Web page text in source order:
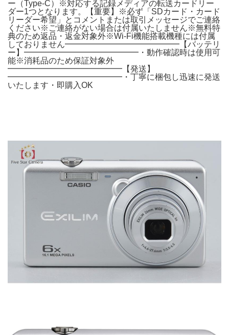
ー（Type-C）※対応する記録メディアの転送カードリー
ダー1つとなります。【重要】※必ず「SDカード・カード
リーダー希望」とコメントまたは取引メッセージでご連絡
ください※ご連絡がない場合は付属いたしません※無料特
典のため返品・返金対象外※Wi-Fi機能搭載機種には付属
しておりません━━━━━━━━━━━━━━【バッテリ
ー】━━━━━━━━━━━━━━・動作確認時は使用可
能※消耗品のため保証対象外
━━━━━━━━━━━━━━【発送】
━━━━━━━━━━━━━━・丁寧に梱包し迅速に発送
いたします・即購入OK